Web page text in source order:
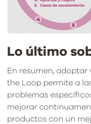
Lo último
En resumen,
the Loop permite a
problemas
mejorar
productos con un